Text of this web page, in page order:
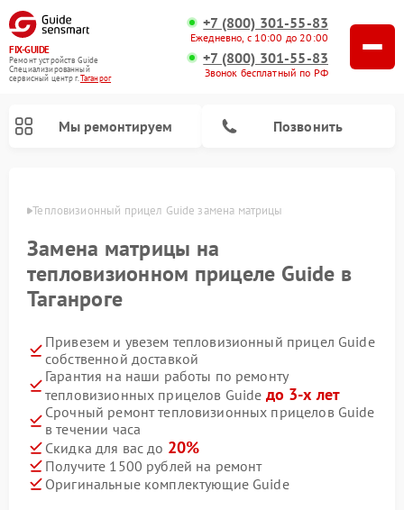
FIX-GUIDE
Ремонт устройств Guide
Специализированный
cервисный центр г.Таганрог
+7 (800) 301-55-83
Ежедневно, с 10:00 до 20:00
+7 (800) 301-55-83
Звонок бесплатный по РФ
Мы ремонтируем Позвонить
Тепловизионный прицел Guide замена матрицы
Замена матрицы на
тепловизионном прицеле Guide в
Таганроге
Привезем и увезем тепловизионный прицел Guide
собственной доставкой
Гарантия на наши работы по ремонту
тепловизионных прицелов Guide до 3-х лет
Срочный ремонт тепловизионных прицелов Guide
в течении часа
Скидка для вас до 20%
Получите 1500 рублей на ремонт
Оригинальные комплектующие Guide